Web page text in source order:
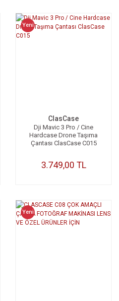
Yeni
ClasCase
Dji Mavic 3 Pro / Cine
Hardcase Drone Taşıma
Çantası ClasCase C015
3.749,00 TL
Yeni